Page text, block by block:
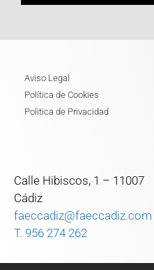
Aviso Legal
Política de Cookies
Politica de Privacidad
Calle Hibiscos, 1 – 11007
Cádiz
faeccadiz@faeccadiz.com
T. 956 274 262